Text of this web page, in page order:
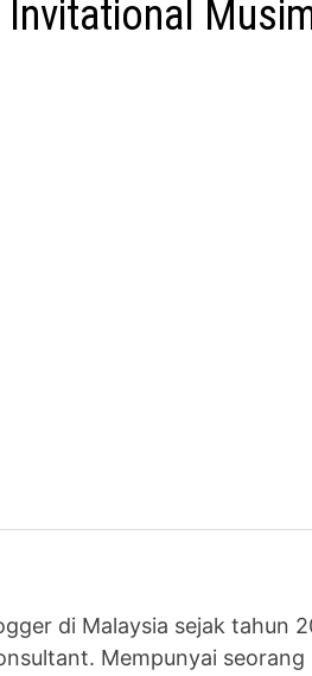
Invitational
di Malaysia sejak tahun
Mempunyai